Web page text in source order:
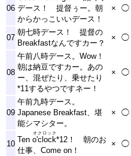
06 デース！ 提督ぅー。朝
からかっこいいデース！
× ◯
07
朝七時デース！ 提督の
Breakfastなんですカー？
× ◯
08
午前八時デース。Wow！
朝は納豆ですカー。あの
ー、混ぜたり、乗せたり
*11するやつですネー！
× ◯
09
午前九時デース。
Japanese Breakfast、堪
能シマシター。
× ◯
10 Ten o'clock
オクロック
*12 ！ 朝のお
仕事、Come on！
× ◯